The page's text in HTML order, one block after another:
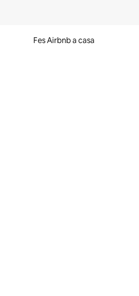
Fes Airbnb a casa
lliscar el dit.